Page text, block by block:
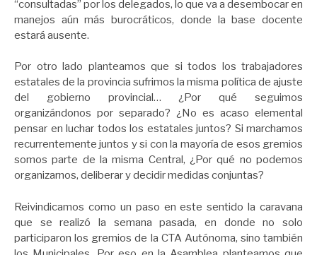
“consultadas” por los delegados, lo que va a desembocar en
manejos aún más burocráticos, donde la base docente
estará ausente.
Por otro lado planteamos que si todos los trabajadores
estatales de la provincia sufrimos la misma política de ajuste
del gobierno provincial… ¿Por qué seguimos
organizándonos por separado? ¿No es acaso elemental
pensar en luchar todos los estatales juntos? Si marchamos
recurrentemente juntos y si con la mayoría de esos gremios
somos parte de la misma Central, ¿Por qué no podemos
organizarnos, deliberar y decidir medidas conjuntas?
Reivindicamos como un paso en este sentido la caravana
que se realizó la semana pasada, en donde no solo
participaron los gremios de la CTA Autónoma, sino también